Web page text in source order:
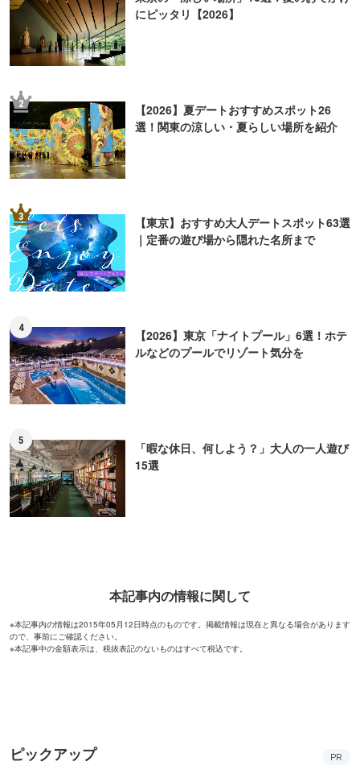
にピッタリ【2026】
2
【2026】夏デートおすすめスポット26
選！関東の涼しい・夏らしい場所を紹介
3
【東京】おすすめ大人デートスポット63選
｜定番の遊び場から隠れた名所まで
4
【2026】東京「ナイトプール」6選！ホテ
ルなどのプールでリゾート気分を
5
「暇な休日、何しよう？」大人の一人遊び
15選
本記事内の情報に関して
※本記事内の情報は2015年05月12日時点のものです。掲載情報は現在と異なる場合があります
ので、事前にご確認ください。
※本記事中の金額表示は、税抜表記のないものはすべて税込です。
ピックアップ PR